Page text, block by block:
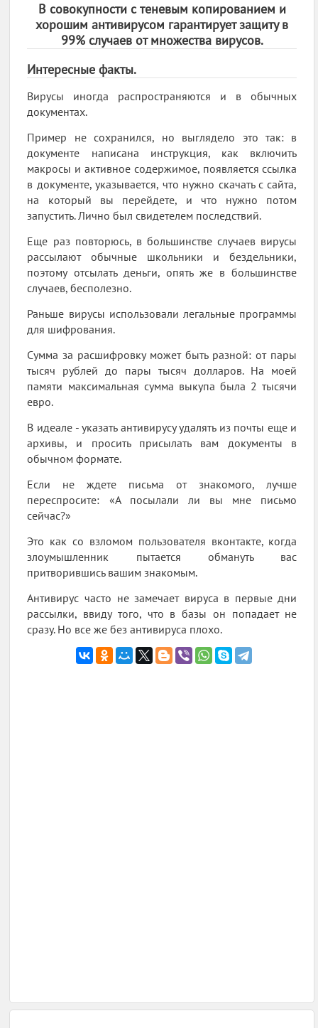
В совокупности с теневым копированием и
хорошим антивирусом гарантирует защиту в
99% случаев от множества вирусов.
Интересные факты.
Вирусы иногда распространяются и в обычных
документах.
Пример не сохранился, но выглядело это так: в
документе написана инструкция, как включить
макросы и активное содержимое, появляется ссылка
в документе, указывается, что нужно скачать с сайта,
на который вы перейдете, и что нужно потом
запустить. Лично был свидетелем последствий.
Еще раз повторюсь, в большинстве случаев вирусы
рассылают обычные школьники и бездельники,
поэтому отсылать деньги, опять же в большинстве
случаев, бесполезно.
Раньше вирусы использовали легальные программы
для шифрования.
Сумма за расшифровку может быть разной: от пары
тысяч рублей до пары тысяч долларов. На моей
памяти максимальная сумма выкупа была 2 тысячи
евро.
В идеале - указать антивирусу удалять из почты еще и
архивы, и просить присылать вам документы в
обычном формате.
Если не ждете письма от знакомого, лучше
переспросите: «А посылали ли вы мне письмо
сейчас?»
Это как со взломом пользователя вконтакте, когда
злоумышленник пытается обмануть вас
притворившись вашим знакомым.
Антивирус часто не замечает вируса в первые дни
рассылки, ввиду того, что в базы он попадает не
сразу. Но все же без антивируса плохо.